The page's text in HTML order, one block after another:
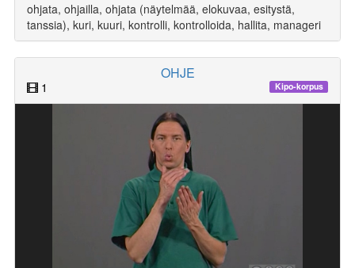
ohjata, ohjailla, ohjata (näytelmää, elokuvaa, esitystä,
tanssia), kuri, kuuri, kontrolli, kontrolloida, hallita, manageri
OHJE
1 Kipo-korpus